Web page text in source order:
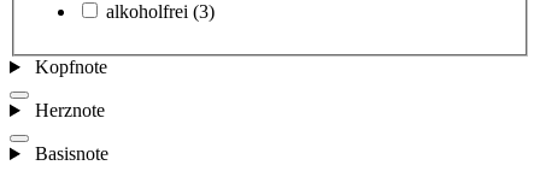
alkoholfrei (3)
Kopfnote
Herznote
Basisnote